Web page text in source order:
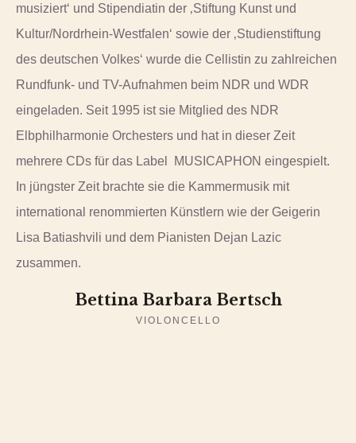
musiziert‘ und Stipendiatin der ‚Stiftung Kunst und
Kultur/Nordrhein-Westfalen‘ sowie der ‚Studienstiftung
des deutschen Volkes‘ wurde die Cellistin zu zahlreichen
Rundfunk- und TV-Aufnahmen beim NDR und WDR
eingeladen. Seit 1995 ist sie Mitglied des NDR
Elbphilharmonie Orchesters und hat in dieser Zeit
mehrere CDs für das Label MUSICAPHON eingespielt.
In jüngster Zeit brachte sie die Kammermusik mit
international renommierten Künstlern wie der Geigerin
Lisa Batiashvili und dem Pianisten Dejan Lazic
zusammen.
Bettina Barbara Bertsch
VIOLONCELLO